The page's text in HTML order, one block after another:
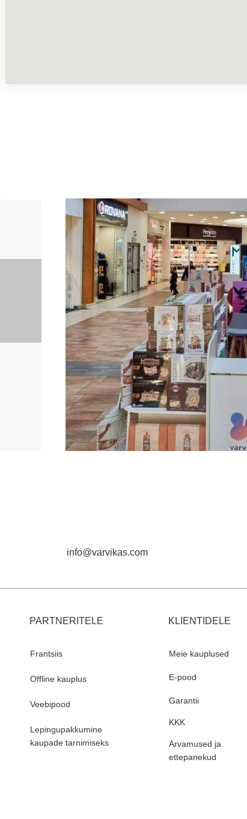
info@varvikas.com
Lepingupakkumine
kaupade tarnimiseks
Veebipood
Offline kauplus
Frantsiis
PARTNERITELE KLIENTIDELE
Meie kauplused
Arvamused ja
ettepanekud
KKK
Garantii
E-pood